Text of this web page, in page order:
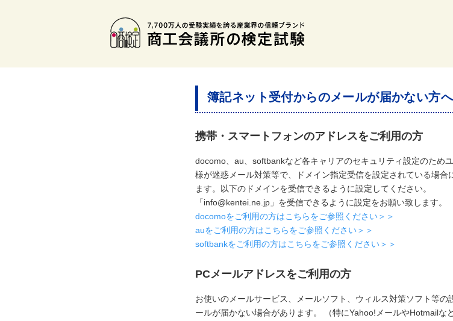
簿記ネット受付からのメールが届かない方へ
携帯・スマートフォンのアドレスをご利用の方
docomo、au、softbankなど各キャリアのセキュリティ設定のため
様が迷惑メール対策等で、ドメイン指定受信を設定されている場
ます。以下のドメインを受信できるように設定してください。
「info@kentei.ne.jp」を受信できるように設定をお願い致します。
docomoをご利用の方はこちらをご参照ください＞＞
auをご利用の方はこちらをご参照ください＞＞
softbankをご利用の方はこちらをご参照ください＞＞
PCメールアドレスをご利用の方
お使いのメールサービス、メールソフト、ウィルス対策ソフト等の
ールが届かない場合があります。 （特にYahoo!メールやHotmailな